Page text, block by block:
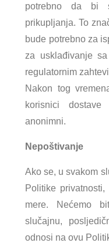
potrebno da bi
prikupljanja. To
bude potrebno za
za usklađivanje
regulatornim
Nakon tog
korisnici
anonimni.
Nepoštivanje
Ako se, u svakom
Politike
mere. Nećemo
slučajnu,
odnosi na ovu